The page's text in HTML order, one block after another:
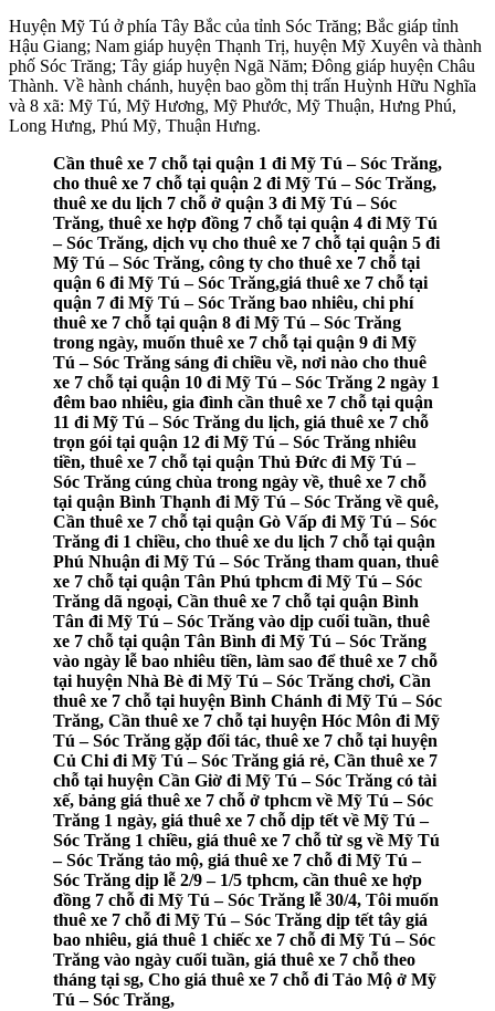
Huyện Mỹ Tú ở phía Tây Bắc của tỉnh Sóc Trăng; Bắc giáp tỉnh
Hậu Giang; Nam giáp huyện Thạnh Trị, huyện Mỹ Xuyên và thành
phố Sóc Trăng; Tây giáp huyện Ngã Năm; Đông giáp huyện Châu
Thành. Về hành chánh, huyện bao gồm thị trấn Huỳnh Hữu Nghĩa
và 8 xã: Mỹ Tú, Mỹ Hương, Mỹ Phước, Mỹ Thuận, Hưng Phú,
Long Hưng, Phú Mỹ, Thuận Hưng.
Cần thuê xe 7 chỗ tại quận 1 đi Mỹ Tú – Sóc Trăng,
cho thuê xe 7 chỗ tại quận 2 đi Mỹ Tú – Sóc Trăng,
thuê xe du lịch 7 chỗ ở quận 3 đi Mỹ Tú – Sóc
Trăng, thuê xe hợp đồng 7 chỗ tại quận 4 đi Mỹ Tú
– Sóc Trăng, dịch vụ cho thuê xe 7 chỗ tại quận 5 đi
Mỹ Tú – Sóc Trăng, công ty cho thuê xe 7 chỗ tại
quận 6 đi Mỹ Tú – Sóc Trăng,giá thuê xe 7 chỗ tại
quận 7 đi Mỹ Tú – Sóc Trăng bao nhiêu, chi phí
thuê xe 7 chỗ tại quận 8 đi Mỹ Tú – Sóc Trăng
trong ngày, muốn thuê xe 7 chỗ tại quận 9 đi Mỹ
Tú – Sóc Trăng sáng đi chiều về, nơi nào cho thuê
xe 7 chỗ tại quận 10 đi Mỹ Tú – Sóc Trăng 2 ngày 1
đêm bao nhiêu, gia đình cần thuê xe 7 chỗ tại quận
11 đi Mỹ Tú – Sóc Trăng du lịch, giá thuê xe 7 chỗ
trọn gói tại quận 12 đi Mỹ Tú – Sóc Trăng nhiêu
tiền, thuê xe 7 chỗ tại quận Thủ Đức đi Mỹ Tú –
Sóc Trăng cúng chùa trong ngày về, thuê xe 7 chỗ
tại quận Bình Thạnh đi Mỹ Tú – Sóc Trăng về quê,
Cần thuê xe 7 chỗ tại quận Gò Vấp đi Mỹ Tú – Sóc
Trăng đi 1 chiều, cho thuê xe du lịch 7 chỗ tại quận
Phú Nhuận đi Mỹ Tú – Sóc Trăng tham quan, thuê
xe 7 chỗ tại quận Tân Phú tphcm đi Mỹ Tú – Sóc
Trăng dã ngoại, Cần thuê xe 7 chỗ tại quận Bình
Tân đi Mỹ Tú – Sóc Trăng vào dịp cuối tuần, thuê
xe 7 chỗ tại quận Tân Bình đi Mỹ Tú – Sóc Trăng
vào ngày lễ bao nhiêu tiền, làm sao để thuê xe 7 chỗ
tại huyện Nhà Bè đi Mỹ Tú – Sóc Trăng chơi, Cần
thuê xe 7 chỗ tại huyện Bình Chánh đi Mỹ Tú – Sóc
Trăng, Cần thuê xe 7 chỗ tại huyện Hóc Môn đi Mỹ
Tú – Sóc Trăng gặp đối tác, thuê xe 7 chỗ tại huyện
Củ Chi đi Mỹ Tú – Sóc Trăng giá rẻ, Cần thuê xe 7
chỗ tại huyện Cần Giờ đi Mỹ Tú – Sóc Trăng có tài
xế, bảng giá thuê xe 7 chỗ ở tphcm về Mỹ Tú – Sóc
Trăng 1 ngày, giá thuê xe 7 chỗ dịp tết về Mỹ Tú –
Sóc Trăng 1 chiều, giá thuê xe 7 chỗ từ sg về Mỹ Tú
– Sóc Trăng tảo mộ, giá thuê xe 7 chỗ đi Mỹ Tú –
Sóc Trăng dịp lễ 2/9 – 1/5 tphcm, cần thuê xe hợp
đồng 7 chỗ đi Mỹ Tú – Sóc Trăng lễ 30/4, Tôi muốn
thuê xe 7 chỗ đi Mỹ Tú – Sóc Trăng dịp tết tây giá
bao nhiêu, giá thuê 1 chiếc xe 7 chỗ đi Mỹ Tú – Sóc
Trăng vào ngày cuối tuần, giá thuê xe 7 chỗ theo
tháng tại sg, Cho giá thuê xe 7 chỗ đi Tảo Mộ ở Mỹ
Tú – Sóc Trăng,